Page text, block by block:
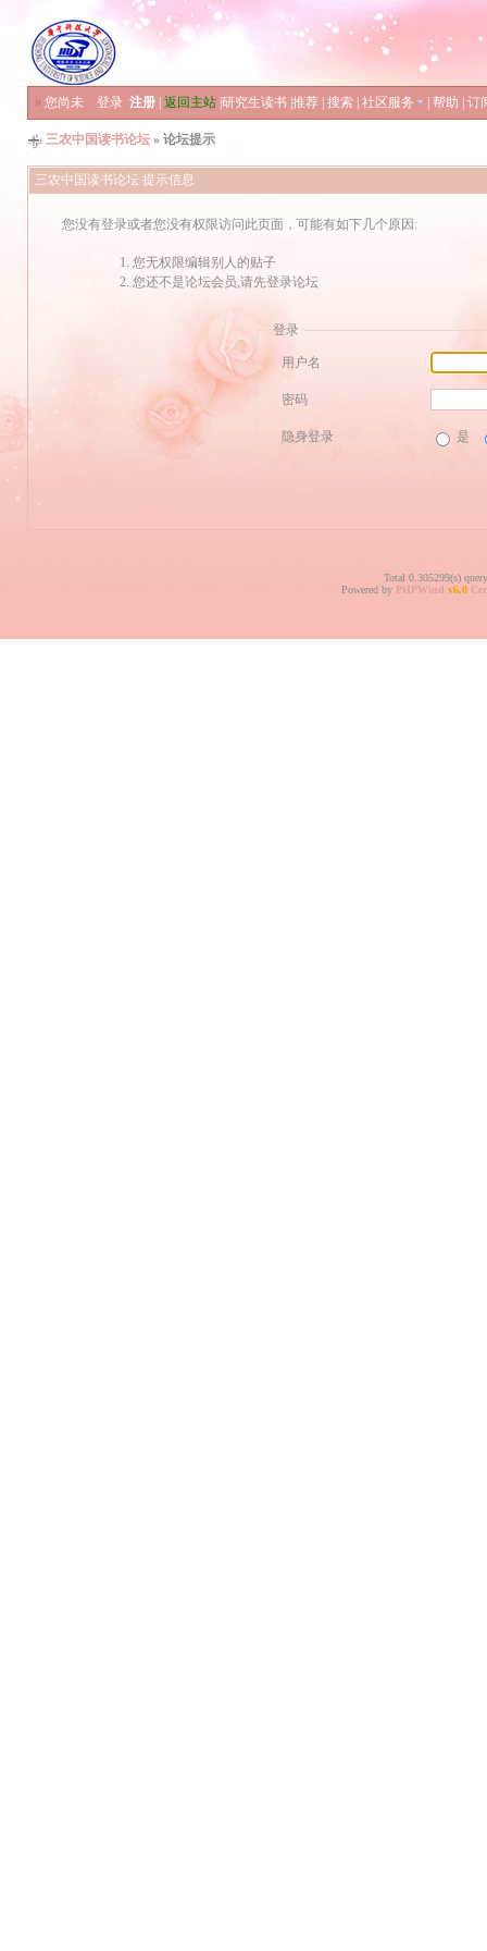
» 您尚未 登录 注册 返回主站 研究生读书 推荐 搜索 社区服务 帮助 订
三农中国读书论坛 » 论坛提示
三农中国读书论坛 提示信息
您没有登录或者您没有权限访问此页面，可能有如下几个原因:
您无权限编辑别人的贴子
您还不是论坛会员,请先登录论坛
登录
用户名
密码
隐身登录 是
Total 0.305299(s)
Powered by PHPWind v6.0